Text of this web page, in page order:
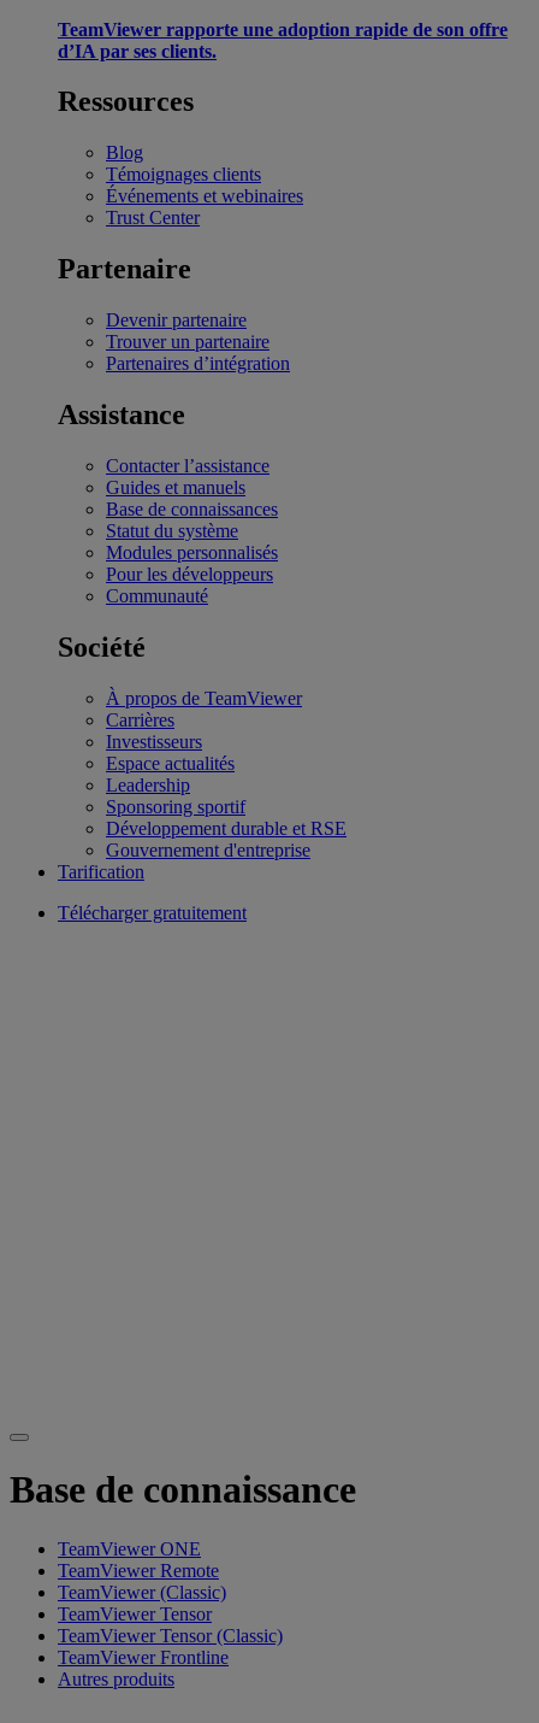
TeamViewer rapporte une adoption rapide de son offre
d’IA par ses clients.
Ressources
Blog
Témoignages clients
Événements et webinaires
Trust Center
Partenaire
Devenir partenaire
Trouver un partenaire
Partenaires d’intégration
Assistance
Contacter l’assistance
Guides et manuels
Base de connaissances
Statut du système
Modules personnalisés
Pour les développeurs
Communauté
Société
À propos de TeamViewer
Carrières
Investisseurs
Espace actualités
Leadership
Sponsoring sportif
Développement durable et RSE
Gouvernement d'entreprise
Tarification
Télécharger gratuitement
Base de connaissance
TeamViewer ONE
TeamViewer Remote
TeamViewer (Classic)
TeamViewer Tensor
TeamViewer Tensor (Classic)
TeamViewer Frontline
Autres produits